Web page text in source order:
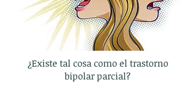
¿Existe tal cosa como el trastorno
bipolar parcial?